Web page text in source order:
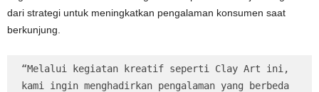
dari strategi untuk meningkatkan pengalaman konsumen saat
berkunjung.
“Melalui kegiatan kreatif seperti Clay Art ini,
kami ingin menghadirkan pengalaman yang berbeda